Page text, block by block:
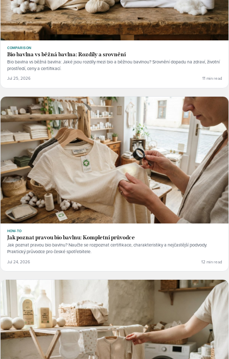
COMPARISON
Bio bavlna vs běžná bavlna: Rozdíly a srovnění
Bio bavlna vs běžná bavlna: Jaké jsou rozdíly mezi bio a běžnou bavlnou? Srovnění dopadu na zdraví, životní
prostředí, ceny a certifikací.
Jul 25, 2026 11 min read
HOW-TO
Jak poznat pravou bio bavlnu: Kompletní průvodce
Jak poznat pravou bio bavlnu? Naučte se rozpoznat certifikace, charakteristiky a nejčastější podvody.
Praktický průvodce pro české spotřebitele.
Jul 24, 2026 12 min read